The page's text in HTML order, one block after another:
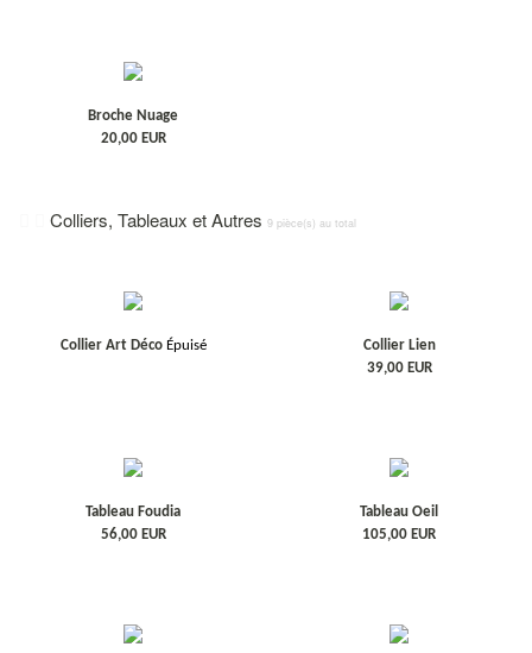
Broche Nuage
20,00 EUR
Colliers, Tableaux et Autres 9 pièce(s) au total
Collier Art Déco Épuisé
Collier Lien
39,00 EUR
Tableau Foudia
56,00 EUR
Tableau Oeil
105,00 EUR